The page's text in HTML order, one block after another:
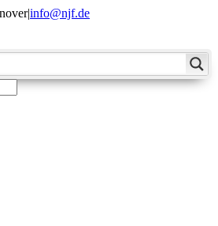
|info@njf.de